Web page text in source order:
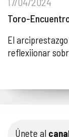
Toro-
El
reflexiionar
Únete al